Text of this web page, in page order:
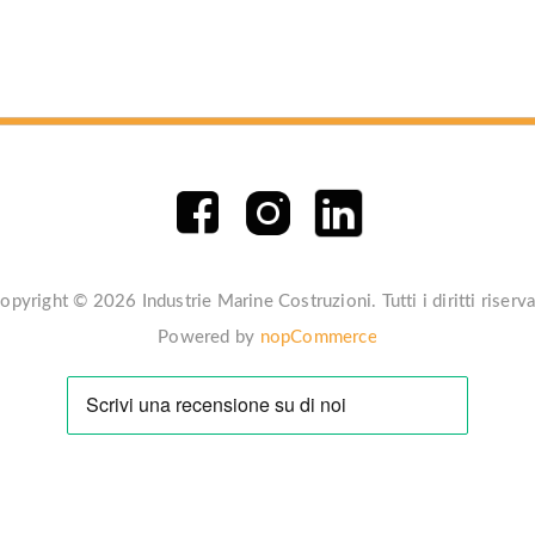
© 2026 Industrie Marine Costruzioni. Tutti i diritti
Powered by nopCommerce